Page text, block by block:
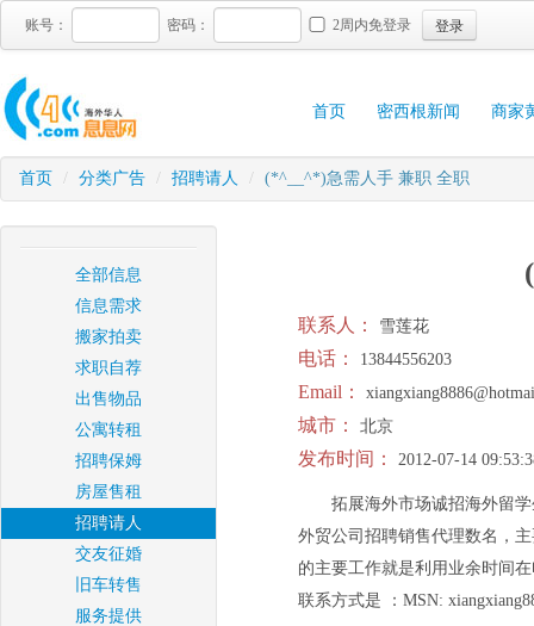
账号： 密码： 2周内免登录 登录
首页 密西根新闻 商家
首页 / 分类广告 / 招聘请人 / (*^__^*)急需人手 兼职 全职
全部信息
信息需求
搬家拍卖
求职自荐
出售物品
公寓转租
招聘保姆
房屋售租
招聘请人
交友征婚
旧车转售
服务提供
联系人： 雪莲花
电话： 13844556203
Email：
城市： 北京
发布时间： 2012-07-14
拓展海外市场诚招海外留
外贸公司招聘销售代理数名，
的主要工作就是利用业余时间
联系方式是 ：MSN: